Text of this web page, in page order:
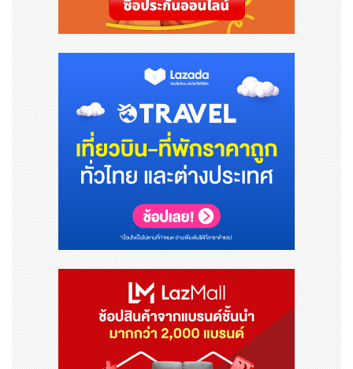
เพื่อดูเนื้อหาทั้งหมดจาก Run The Ship ในอีกไม่กี่สัปดาห์ข้
างหน้า!
สำหรับเนื้อหาฟรีรันนิ่งเพิ่มเติม ติดตาม Red Bull Freeru
nning (
Facebook)
เกี่ยวกับ Red Bull
Red Bull ได้มอบการสนับสนุนให้กับชุมชน parkour และ fr
eerunning มานานกว่าทศวรรษ โดยสนับสนุนผู้ที่กล้าที่จะฝั
นให้ใหญ่และก้าวข้ามขีดจำกัดด้วยสิ่งอำนวยความสะดวกล้ำส
มัยและกิจกรรมดั้งเดิมที่แสดงนักกีฬาที่ดีที่สุดในโลก ด้วยกิจ
กรรมต่างๆ เช่น Red Bull Art of Motion เรายังคงผลักดั
นขอบเขตของสิ่งที่เป็นไปได้ในโลกของ parkour และ freer
unning และผ่านการเล่าเรื่องและการสร้างเนื้อหาที่ไม่เหมือ
นใคร เราได้กำหนดแนวทางที่เราโปรโมตกีฬานี้ใหม่ โดยจับเอ